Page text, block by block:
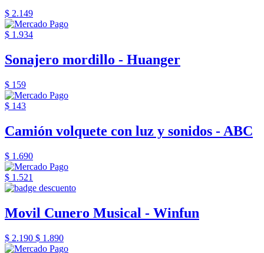
$ 2.149
$ 1.934
Sonajero mordillo - Huanger
$ 159
$ 143
Camión volquete con luz y sonidos - ABC
$ 1.690
$ 1.521
Movil Cunero Musical - Winfun
$ 2.190 $ 1.890